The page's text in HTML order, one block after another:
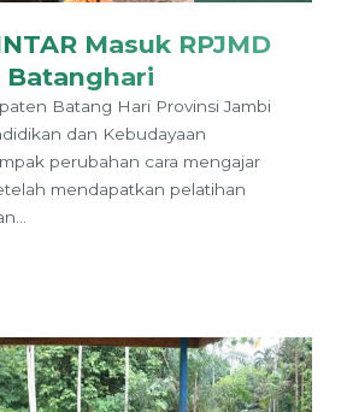
Masuk RPJMD
Batanghari
Batang Hari Provinsi Jambi
dan Kebudayaan
perubahan cara mengajar
mendapatkan pelatihan